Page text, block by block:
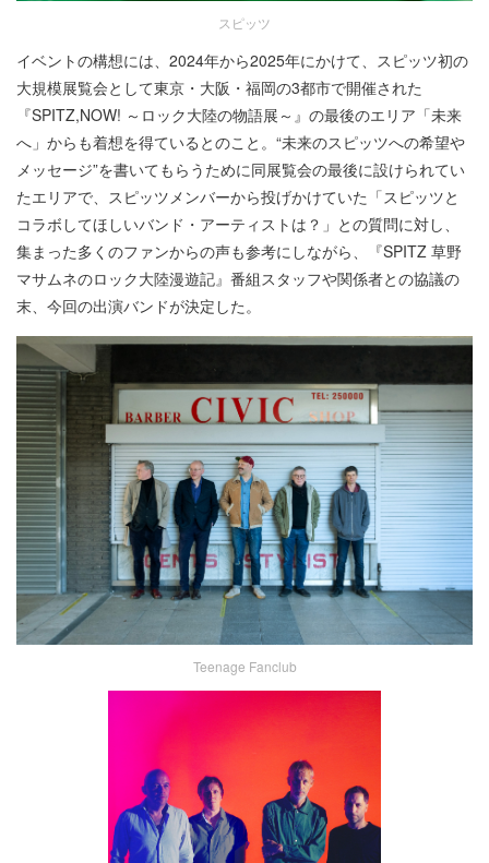
スピッツ
イベントの構想には、2024年から2025年にかけて、スピッツ初の
大規模展覧会として東京・大阪・福岡の3都市で開催された
『SPITZ,NOW! ～ロック大陸の物語展～』の最後のエリア「未来
へ」からも着想を得ているとのこと。“未来のスピッツへの希望や
メッセージ”を書いてもらうために同展覧会の最後に設けられてい
たエリアで、スピッツメンバーから投げかけていた「スピッツと
コラボしてほしいバンド・アーティストは？」との質問に対し、
集まった多くのファンからの声も参考にしながら、『SPITZ 草野
マサムネのロック大陸漫遊記』番組スタッフや関係者との協議の
末、今回の出演バンドが決定した。
Teenage Fanclub